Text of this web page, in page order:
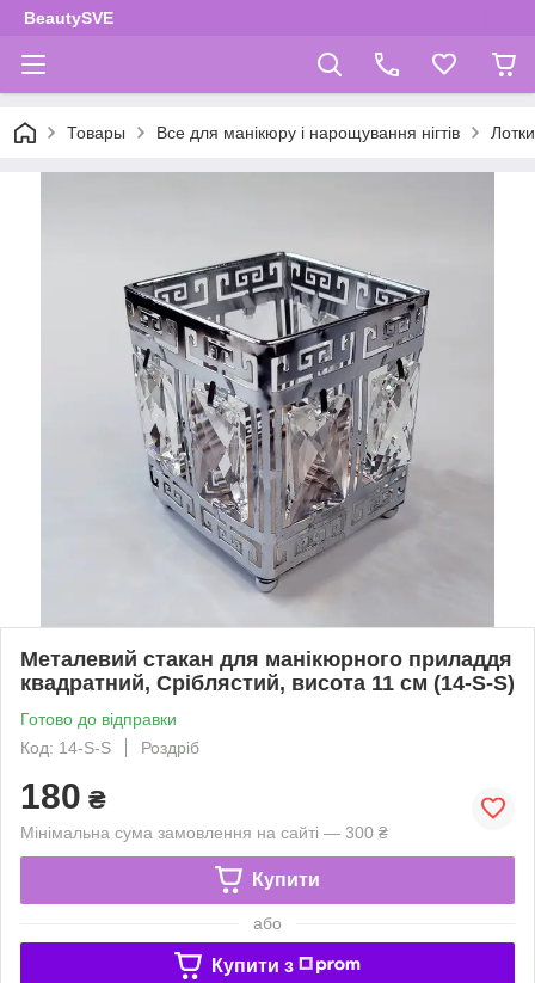
BeautySVE
Товары Все для манікюру і нарощування нігтів
Металевий стакан для манікюрного приладдя
квадратний, Сріблястий, висота 11 см (14-S-S)
Готово до відправки
Код: 14-S-S
Роздріб
180 ₴
Мінімальна сума замовлення на сайті — 300 ₴
Купити
або
Купити з